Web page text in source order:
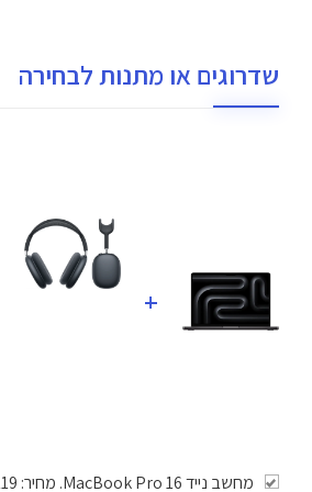
שדרוגים או מתנות לבחירה
+
מחשב נייד MacBook Pro 16. מחיר: 11,119 ₪.